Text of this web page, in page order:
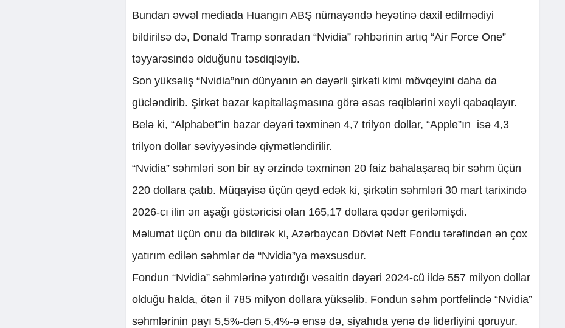
Bundan əvvəl mediada Huangın ABŞ nümayəndə heyətinə daxil edilmədiyi
bildirilsə də, Donald Tramp sonradan “Nvidia” rəhbərinin artıq “Air Force One”
təyyarəsində olduğunu təsdiqləyib.
Son yüksəliş “Nvidia”nın dünyanın ən dəyərli şirkəti kimi mövqeyini daha da
gücləndirib. Şirkət bazar kapitallaşmasına görə əsas rəqiblərini xeyli qabaqlayır.
Belə ki, “Alphabet”in bazar dəyəri təxminən 4,7 trilyon dollar, “Apple”ın isə 4,3
trilyon dollar səviyyəsində qiymətləndirilir.
“Nvidia” səhmləri son bir ay ərzində təxminən 20 faiz bahalaşaraq bir səhm üçün
220 dollara çatıb. Müqayisə üçün qeyd edək ki, şirkətin səhmləri 30 mart tarixində
2026-cı ilin ən aşağı göstəricisi olan 165,17 dollara qədər geriləmişdi.
Məlumat üçün onu da bildirək ki, Azərbaycan Dövlət Neft Fondu tərəfindən ən çox
yatırım edilən səhmlər də “Nvidia”ya məxsusdur.
Fondun “Nvidia” səhmlərinə yatırdığı vəsaitin dəyəri 2024-cü ildə 557 milyon dollar
olduğu halda, ötən il 785 milyon dollara yüksəlib. Fondun səhm portfelində “Nvidia”
səhmlərinin payı 5,5%-dən 5,4%-ə ensə də, siyahıda yenə də liderliyini qoruyur.